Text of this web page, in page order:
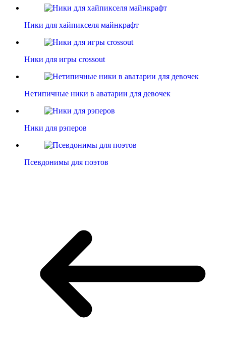
Ники для хайпикселя майнкрафт
Ники для игры crossout
Нетипичные ники в аватарии для девочек
Ники для рэперов
Псевдонимы для поэтов